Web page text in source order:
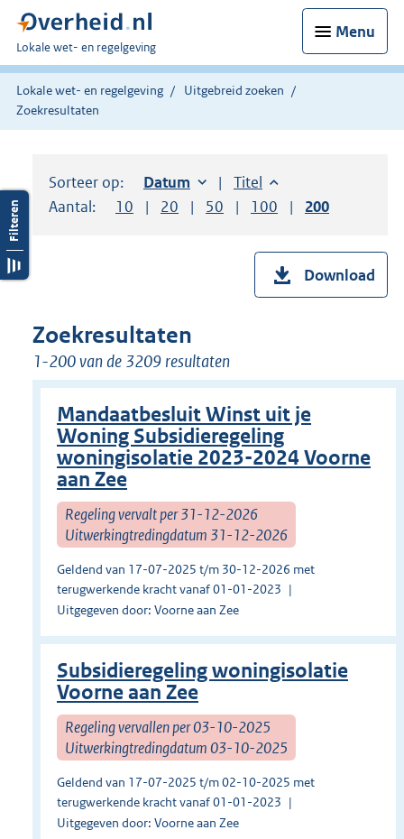
Menu
U
bent
hier:
Lokale wet- en regelgeving
Lokale wet- en regelgeving
Uitgebreid zoeken
Zoekresultaten
Sorteer op: Sorteer op:
Datum oplopendSorteer op:
Titel oplopend
Aantal:
Toon
10 resultaten per pagina
Toon
20 resultaten per pagina
Toon
50 resultaten per pagina
Toon
100 resultaten per
Toon
200
Download
Zoekresultaten
1-200 van de 3209 resultaten
Mandaatbesluit Winst uit je
Woning Subsidieregeling
woningisolatie 2023-2024 Voorne
aan Zee
Regeling vervalt per 31-12-2026
Uitwerkingtredingdatum 31-12-2026
Geldend van 17-07-2025 t/m 30-12-2026 met
terugwerkende kracht vanaf 01-01-2023
Uitgegeven door: Voorne aan Zee
Subsidieregeling woningisolatie
Voorne aan Zee
Regeling vervallen per 03-10-2025
Uitwerkingtredingdatum 03-10-2025
Geldend van 17-07-2025 t/m 02-10-2025 met
terugwerkende kracht vanaf 01-01-2023
Uitgegeven door: Voorne aan Zee